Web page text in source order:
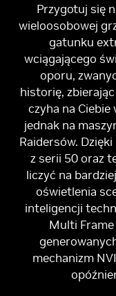
Przygotuj się
wieloosobowej
gatunku
wciągającego
oporu,
historię,
czyha na Ciebie
jednak na
Raidersów.
z serii 50 oraz
liczyć na
oświetlenia
inteligencji
Multi
mechanizm